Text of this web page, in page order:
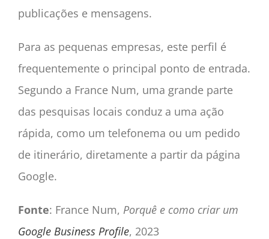
publicações e mensagens.
Para as pequenas empresas, este perfil é
frequentemente o principal ponto de entrada.
Segundo a France Num, uma grande parte
das pesquisas locais conduz a uma ação
rápida, como um telefonema ou um pedido
de itinerário, diretamente a partir da página
Google.
Fonte: France Num, Porquê e como criar um
Google Business Profile, 2023